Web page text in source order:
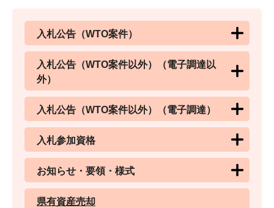
入札公告（WTO案件）
入札公告（WTO案件以外）（電子調達以
外）
入札公告（WTO案件以外）（電子調達）
入札参加資格
お知らせ・要領・様式
県有資産売却